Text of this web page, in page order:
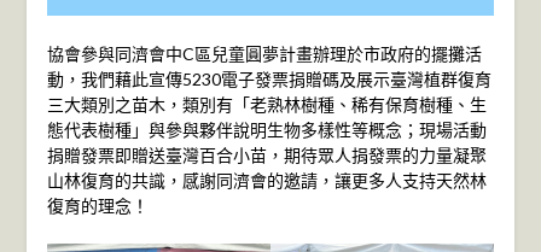
協會參與同濟會中C區兒童圓夢計畫辦理於市政府的擺攤活
動，我們藉此宣傳5230電子發票捐贈碼及展示臺灣植群復育
三大類別之苗木，類別有「老熟林樹種、稀有保育樹種、生
態代表樹種」與參與夥伴說明生物多樣性等概念；現場活動
捐贈發票即贈送臺灣百合小苗，期待眾人捐發票的力量凝聚
山林復育的共識，感謝同濟會的邀請，讓更多人支持天然林
復育的理念！